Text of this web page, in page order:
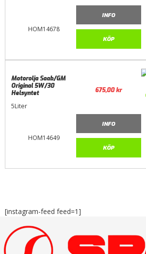
HOM14678
INFO
KÖP
HOM14649
Motorolja Saab/GM
Original 5W/30
Helsyntet
5Liter
675,00kr
INFO
KÖP
[instagram-feed feed=1]